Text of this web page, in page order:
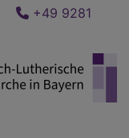
+49 9281